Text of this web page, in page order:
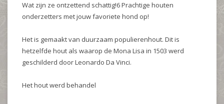
Wat zijn ze ontzettend schattig!6 Prachtige houten
onderzetters met jouw favoriete hond op!
Het is gemaakt van duurzaam populierenhout. Dit is
hetzelfde hout als waarop de Mona Lisa in 1503 werd
geschilderd door Leonardo Da Vinci.
Het hout werd behandel